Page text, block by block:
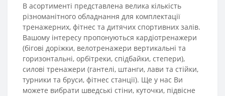
В асортименті представлена велика кількість
різноманітного обладнання для комплектації
тренажерних, фітнес та дитячих спортивних залів.
Вашому інтересу пропонуються кардіотренажери
(бігові доріжки, велотренажери вертикальні та
горизонтальні, орбітреки, спідбайки, степери),
силові тренажери (гантелі, штанги, лави та стійки,
турники та бруси, фітнес станції). Ще у нас Ви
можете вибрати шведські стіни, куточки, підвісне